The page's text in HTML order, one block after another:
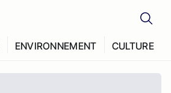
ENVIRONNEMENT CULTURE